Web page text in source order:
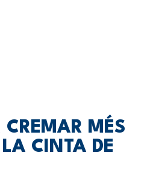
CREMAR MÉS
CINTA DE